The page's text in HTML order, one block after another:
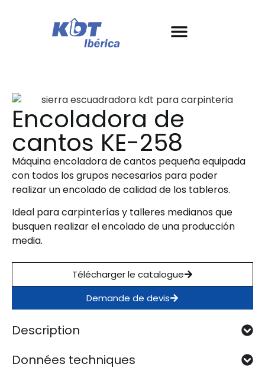
Encoladora de
cantos KE-258
Máquina encoladora de cantos pequeña equipada
con todos los grupos necesarios para poder
realizar un encolado de calidad de los tableros.
Ideal para carpinterías y talleres medianos que
busquen realizar el encolado de una producción
media.
Télécharger le catalogue
Demande de devis
Description
Données techniques